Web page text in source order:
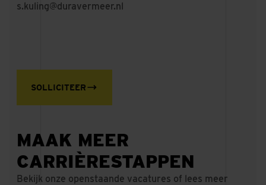
s.kuling@duravermeer.nl
SOLLICITEER
MAAK MEER
CARRIÈRESTAPPEN
Bekijk onze openstaande vacatures of lees meer